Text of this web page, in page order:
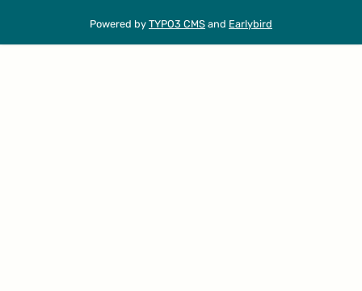
Powered by TYPO3 CMS and Earlybird